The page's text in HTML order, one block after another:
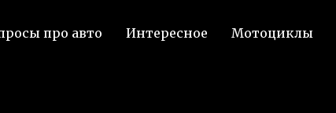
про авто Интересное Мотоциклы